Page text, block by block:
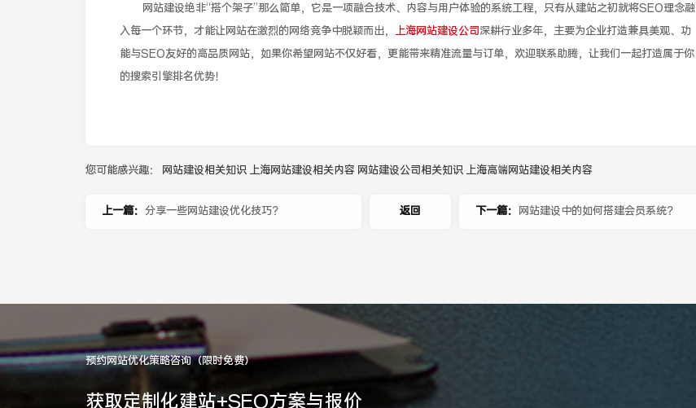
网站建设绝非“搭个架子”那么简单，它是一项融合技术、内容与用户体验的系统工程，只有从建站之初就将SEO理念融
入每一个环节，才能让网站在激烈的网络竞争中脱颖而出， 上海网站建设公司深耕行业多年，主要为企业打造兼具美观、功
能与SEO友好的高品质网站，如果你希望网站不仅好看，更能带来精准流量与订单，欢迎联系助腾，让我们一起打造属于你
的搜索引擎排名优势！
您可能感兴趣： 网站建设相关知识 上海网站建设相关内容 网站建设公司相关知识 上海高端网站建设相关内容
上一篇： 分享一些网站建设优化技巧？ 下一篇： 网站建设中的如何搭建会员系统？
返回
预约网站优化策略咨询（限时免费）
获取定制化建站+SEO方案与报价